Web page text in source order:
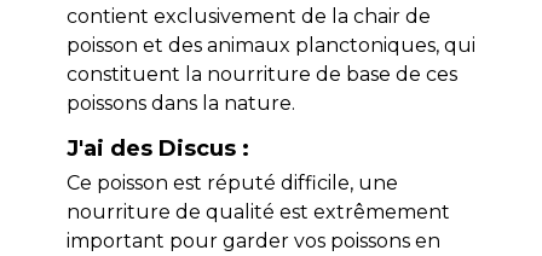
contient exclusivement de la chair de
poisson et des animaux planctoniques, qui
constituent la nourriture de base de ces
poissons dans la nature.
J'ai des Discus :
Ce poisson est réputé difficile, une
nourriture de qualité est extrêmement
important pour garder vos poissons en